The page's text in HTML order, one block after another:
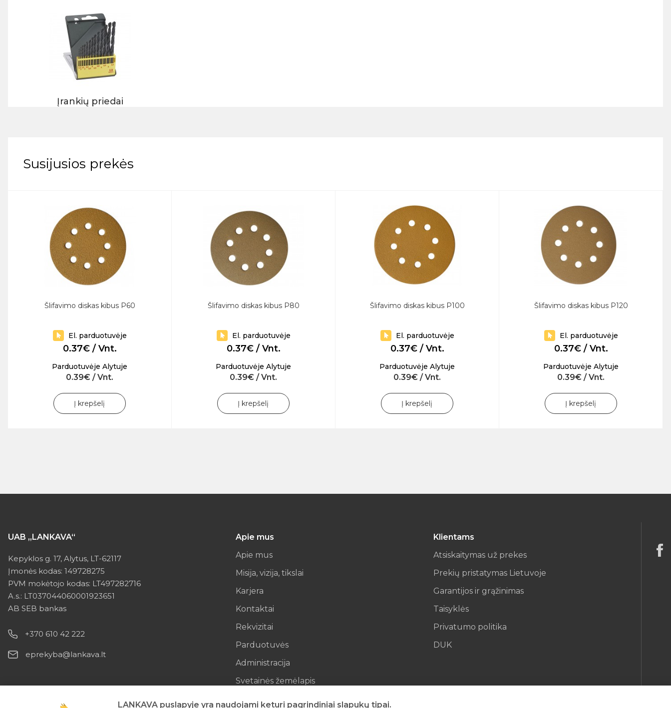
Įrankių priedai
Susijusios prekės
Šlifavimo diskas kibus P60
El. parduotuvėje
0.37€ / Vnt.
Parduotuvėje Alytuje
0.39€ / Vnt.
Į krepšelį
Šlifavimo diskas kibus P80
El. parduotuvėje
0.37€ / Vnt.
Parduotuvėje Alytuje
0.39€ / Vnt.
Į krepšelį
Šlifavimo diskas kibus P100
El. parduotuvėje
0.37€ / Vnt.
Parduotuvėje Alytuje
0.39€ / Vnt.
Į krepšelį
Šlifavimo diskas kibus P120
El. parduotuvėje
0.37€ / Vnt.
Parduotuvėje Alytuje
0.39€ / Vnt.
Į krepšelį
UAB „LANKAVA“
Kepyklos g. 17, Alytus, LT-62117
Įmonės kodas: 149728275
PVM mokėtojo kodas: LT497282716
A.s.: LT037044060001923651
AB SEB bankas
+370 610 42 222
eprekyba@lankava.lt
Apie mus
Apie mus
Misija, vizija, tikslai
Karjera
Kontaktai
Rekvizitai
Parduotuvės
Administracija
Svetainės žemėlapis
El parduotuvės kontaktai
Klientams
Atsiskaitymas už prekes
Prekių pristatymas Lietuvoje
Garantijos ir grąžinimas
Taisyklės
Privatumo politika
DUK
LANKAVA puslapyje yra naudojami keturi pagrindiniai slapukų tipai.